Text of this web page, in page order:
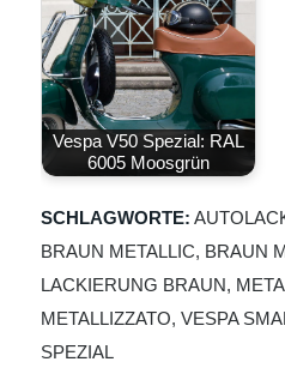
Vespa V50 Spezial: RAL
6005 Moosgrün
SCHLAGWORTE:
BRAUN METALLIC, BRAUN
LACKIERUNG BRAUN,
METALLIZZATO, VESPA
SPEZIAL